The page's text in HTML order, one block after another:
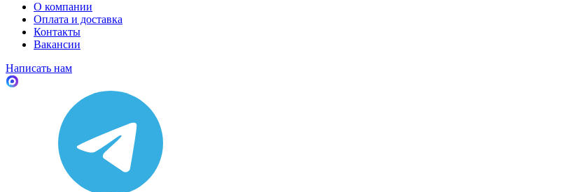
О компании
Оплата и доставка
Контакты
Вакансии
Написать нам